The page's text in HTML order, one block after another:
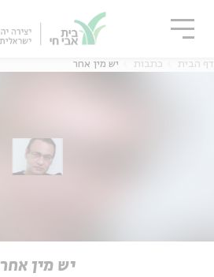
אנגלית
דף הבית כתבות יש מין אחר
יש מין אחר
סגור